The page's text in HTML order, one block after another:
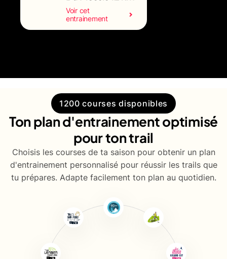
Voir cet
entrainement
1200 courses disponibles
Ton plan d'entrainement optimisé
pour ton trail
Choisis les courses de ta saison pour obtenir un plan
d'entrainement personnalisé pour réussir les trails que
tu prépares. Adapte facilement ton plan au quotidien.